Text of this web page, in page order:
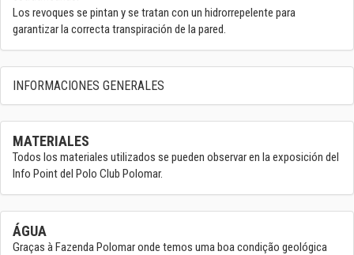
Los revoques se pintan y se tratan con un hidrorrepelente para
garantizar la correcta transpiración de la pared.
INFORMACIONES GENERALES
MATERIALES
Todos los materiales utilizados se pueden observar en la exposición del
Info Point del Polo Club Polomar.
ÁGUA
Graças à Fazenda Polomar onde temos uma boa condição geológica